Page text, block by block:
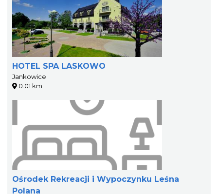
HOTEL SPA LASKOWO
Jankowice
0.01 km
Ośrodek Rekreacji i Wypoczynku Leśna
Polana